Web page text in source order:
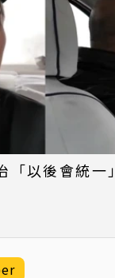
「以後會統一